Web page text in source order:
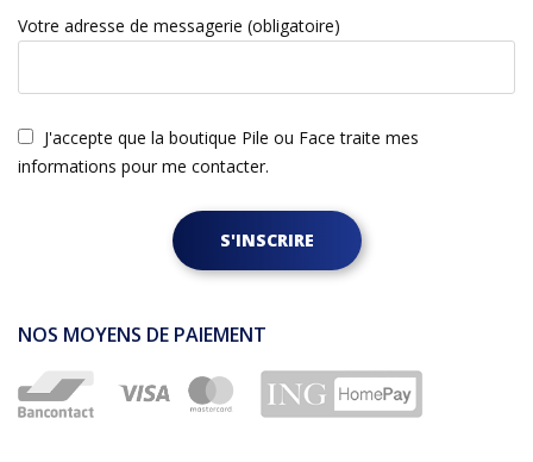
Votre adresse de messagerie (obligatoire)
J'accepte que la boutique Pile ou Face traite mes
informations pour me contacter.
S'INSCRIRE
NOS MOYENS DE PAIEMENT